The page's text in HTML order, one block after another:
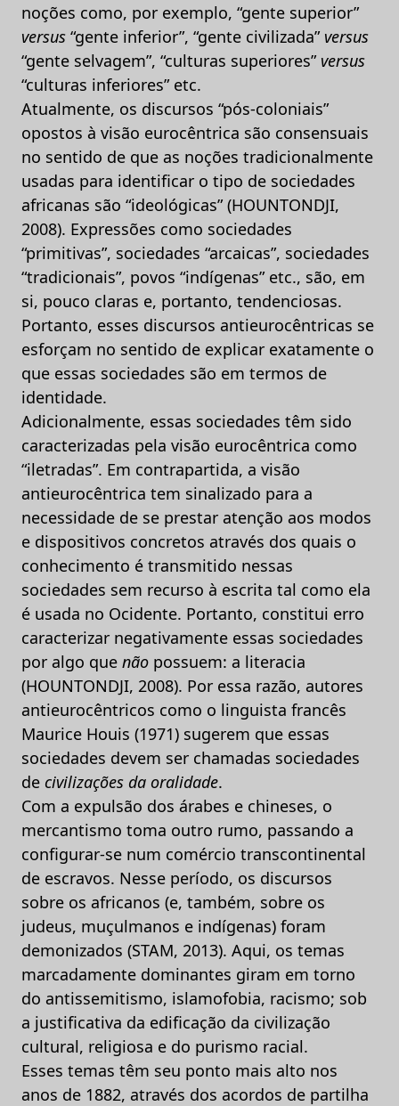
noções como, por exemplo, “gente superior”
versus “gente inferior”, “gente civilizada” versus
“gente selvagem”, “culturas superiores” versus
“culturas inferiores” etc.
Atualmente, os discursos “pós-coloniais”
opostos à visão eurocêntrica são consensuais
no sentido de que as noções tradicionalmente
usadas para identificar o tipo de sociedades
africanas são “ideológicas” (HOUNTONDJI,
2008). Expressões como sociedades
“primitivas”, sociedades “arcaicas”, sociedades
“tradicionais”, povos “indígenas” etc., são, em
si, pouco claras e, portanto, tendenciosas.
Portanto, esses discursos antieurocêntricas se
esforçam no sentido de explicar exatamente o
que essas sociedades são em termos de
identidade.
Adicionalmente, essas sociedades têm sido
caracterizadas pela visão eurocêntrica como
“iletradas”. Em contrapartida, a visão
antieurocêntrica tem sinalizado para a
necessidade de se prestar atenção aos modos
e dispositivos concretos através dos quais o
conhecimento é transmitido nessas
sociedades sem recurso à escrita tal como ela
é usada no Ocidente. Portanto, constitui erro
caracterizar negativamente essas sociedades
por algo que não possuem: a literacia
(HOUNTONDJI, 2008). Por essa razão, autores
antieurocêntricos como o linguista francês
Maurice Houis (1971) sugerem que essas
sociedades devem ser chamadas sociedades
de civilizações da oralidade.
Com a expulsão dos árabes e chineses, o
mercantismo toma outro rumo, passando a
configurar-se num comércio transcontinental
de escravos. Nesse período, os discursos
sobre os africanos (e, também, sobre os
judeus, muçulmanos e indígenas) foram
demonizados (STAM, 2013). Aqui, os temas
marcadamente dominantes giram em torno
do antissemitismo, islamofobia, racismo; sob
a justificativa da edificação da civilização
cultural, religiosa e do purismo racial.
Esses temas têm seu ponto mais alto nos
anos de 1882, através dos acordos de partilha